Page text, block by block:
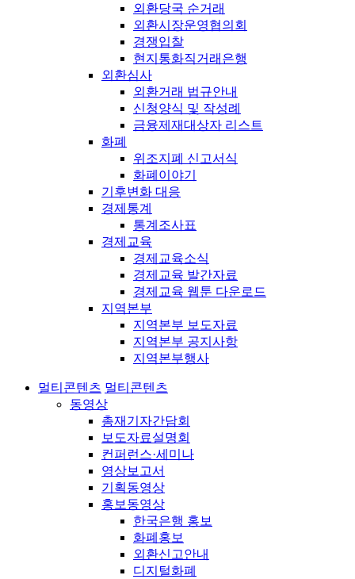
외환당국 순거래
외환시장운영협의회
경쟁입찰
현지통화직거래은행
외환심사
외환거래 법규안내
신청양식 및 작성례
금융제재대상자 리스트
화폐
위조지폐 신고서식
화폐이야기
기후변화 대응
경제통계
통계조사표
경제교육
경제교육소식
경제교육 발간자료
경제교육 웹툰 다운로드
지역본부
지역본부 보도자료
지역본부 공지사항
지역본부행사
멀티콘텐츠 멀티콘텐츠
동영상
총재기자간담회
보도자료설명회
컨퍼런스·세미나
영상보고서
기획동영상
홍보동영상
한국은행 홍보
화폐홍보
외환신고안내
디지털화폐